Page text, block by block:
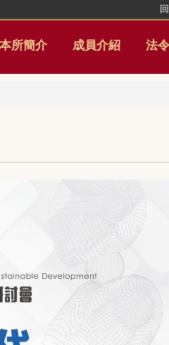
本所簡介 成員介紹 法